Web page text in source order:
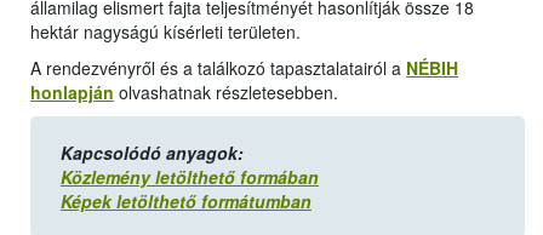
államilag elismert fajta teljesítményét hasonlítják össze 18
hektár nagyságú kísérleti területen.
A rendezvényről és a találkozó tapasztalatairól a NÉBIH
honlapján olvashatnak részletesebben.
Kapcsolódó anyagok:
Közlemény letölthető formában
Képek letölthető formátumban